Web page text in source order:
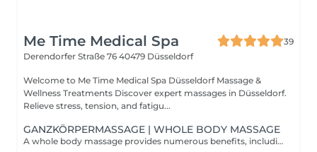
Me Time Medical Spa
39
Derendorfer Straße 76 40479 Düsseldorf
Welcome to Me Time Medical Spa Düsseldorf Massage &
Wellness Treatments Discover expert massages in Düsseldorf.
Relieve stress, tension, and fatigu...
GANZKÖRPERMASSAGE | WHOLE BODY MASSAGE
A whole body massage provides numerous benefits, including reduced stress and anxiety, relief from muscle tension and pain, and improved circulation. It can enhance flexibility, boost immune function, and promote overall relaxation.